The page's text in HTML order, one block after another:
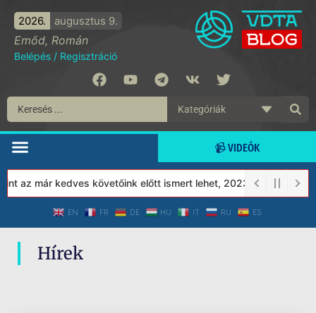
2026. augusztus 9.
Emőd, Román
Belépés / Regisztráció
📹 VIDEÓK
az már kedves követőink előtt ismert lehet, 2023-tól a Védett
EN FR DE HU IT RU ES
Hírek